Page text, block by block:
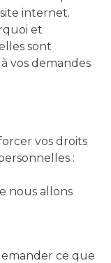
internet.
et
sont
vos demandes
vos droits
:
nous allons
ce que